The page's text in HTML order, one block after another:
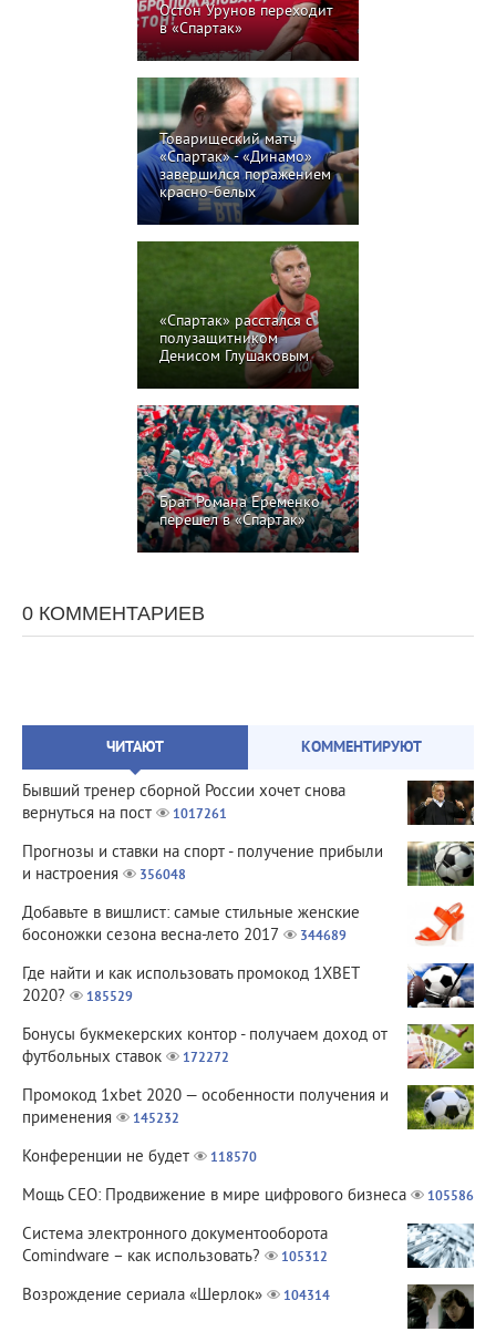
Остон Урунов переходит
в «Спартак»
Товарищеский матч
«Спартак» - «Динамо»
завершился поражением
красно-белых
«Спартак» расстался с
полузащитником
Денисом Глушаковым
Брат Романа Еременко
перешел в «Спартак»
0 КОММЕНТАРИЕВ
ЧИТАЮТ КОММЕНТИРУЮТ
Бывший тренер сборной России хочет снова
вернуться на пост
1017261
Прогнозы и ставки на спорт - получение прибыли
и настроения
356048
Добавьте в вишлист: самые стильные женские
босоножки сезона весна-лето 2017
344689
Где найти и как использовать промокод 1XBET
2020?
185529
Бонусы букмекерских контор - получаем доход от
футбольных ставок
172272
Промокод 1xbet 2020 — особенности получения и
применения
145232
Конференции не будет 118570
Мощь СЕО: Продвижение в мире цифрового бизнеса 105586
Система электронного документооборота
Comindware – как использовать?
105312
Возрождение сериала «Шерлок» 104314